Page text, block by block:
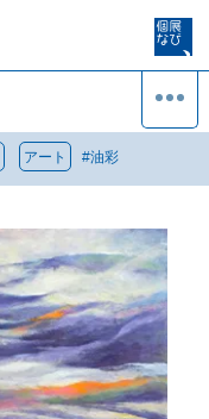
アート #油彩